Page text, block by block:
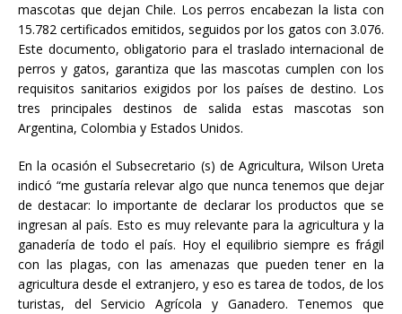
mascotas que dejan Chile. Los perros encabezan la lista con
15.782 certificados emitidos, seguidos por los gatos con 3.076.
Este documento, obligatorio para el traslado internacional de
perros y gatos, garantiza que las mascotas cumplen con los
requisitos sanitarios exigidos por los países de destino. Los
tres principales destinos de salida estas mascotas son
Argentina, Colombia y Estados Unidos.
En la ocasión el Subsecretario (s) de Agricultura, Wilson Ureta
indicó “me gustaría relevar algo que nunca tenemos que dejar
de destacar: lo importante de declarar los productos que se
ingresan al país. Esto es muy relevante para la agricultura y la
ganadería de todo el país. Hoy el equilibrio siempre es frágil
con las plagas, con las amenazas que pueden tener en la
agricultura desde el extranjero, y eso es tarea de todos, de los
turistas, del Servicio Agrícola y Ganadero. Tenemos que